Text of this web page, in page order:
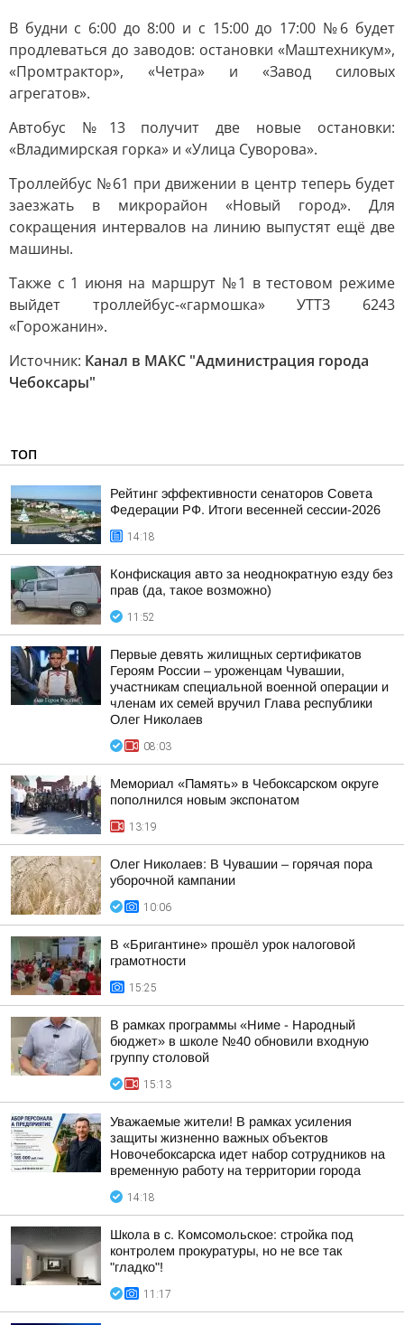
В будни с 6:00 до 8:00 и с 15:00 до 17:00 №6 будет
продлеваться до заводов: остановки «Маштехникум»,
«Промтрактор», «Четра» и «Завод силовых
агрегатов».
Автобус №13 получит две новые остановки:
«Владимирская горка» и «Улица Суворова».
Троллейбус №61 при движении в центр теперь будет
заезжать в микрорайон «Новый город». Для
сокращения интервалов на линию выпустят ещё две
машины.
Также с 1 июня на маршрут №1 в тестовом режиме
выйдет троллейбус-«гармошка» УТТЗ 6243
«Горожанин».
Источник: Канал в МАКС "Администрация города
Чебоксары"
ТОП
Рейтинг эффективности сенаторов Совета
Федерации РФ. Итоги весенней сессии-2026
14:18
Конфискация авто за неоднократную езду без
прав (да, такое возможно)
11:52
Первые девять жилищных сертификатов
Героям России – уроженцам Чувашии,
участникам специальной военной операции и
членам их семей вручил Глава республики
Олег Николаев
08:03
Мемориал «Память» в Чебоксарском округе
пополнился новым экспонатом
13:19
Олег Николаев: В Чувашии – горячая пора
уборочной кампании
10:06
В «Бригантине» прошёл урок налоговой
грамотности
15:25
В рамках программы «Ниме - Народный
бюджет» в школе №40 обновили входную
группу столовой
15:13
Уважаемые жители! В рамках усиления
защиты жизненно важных объектов
Новочебоксарска идет набор сотрудников на
временную работу на территории города
14:18
Школа в с. Комсомольское: стройка под
контролем прокуратуры, но не все так
"гладко"!
11:17